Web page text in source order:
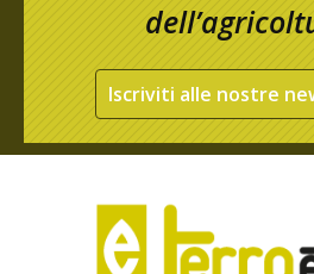
Iscriviti alle nostre